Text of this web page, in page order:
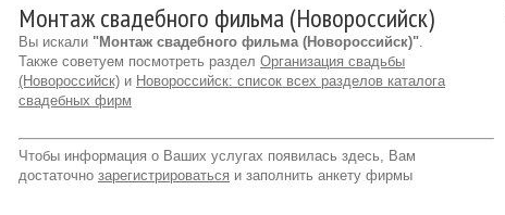
Монтаж свадебного фильма (Новороссийск)
Вы искали "Монтаж свадебного фильма (Новороссийск)".
Также советуем посмотреть раздел Организация свадьбы
(Новороссийск) и Новороссийск: список всех разделов каталога
свадебных фирм
Чтобы информация о Ваших услугах появилась здесь, Вам
достаточно зарегистрироваться и заполнить анкету фирмы